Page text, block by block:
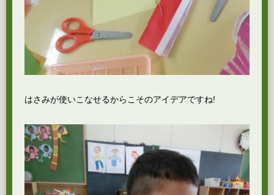
はさみが使いこなせるからこそのアイデアですね!